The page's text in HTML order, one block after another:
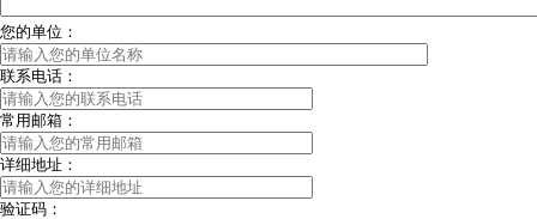
您的单位：
联系电话：
常用邮箱：
详细地址：
验证码：